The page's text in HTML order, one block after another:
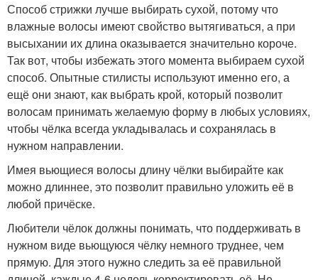
Способ стрижки лучше выбирать сухой, потому что
влажные волосы имеют свойство вытягиваться, а при
высыхании их длина оказывается значительно короче.
Так вот, чтобы избежать этого момента выбираем сухой
способ. Опытные стилисты используют именно его, а
ещё они знают, как выбрать крой, который позволит
волосам принимать желаемую форму в любых условиях,
чтобы чёлка всегда укладывалась и сохранялась в
нужном направлении.
Имея вьющиеся волосы длину чёлки выбирайте как
можно длиннее, это позволит правильно уложить её в
любой причёске.
Любители чёлок должны понимать, что поддерживать в
нужном виде вьющуюся чёлку немного труднее, чем
прямую. Для этого нужно следить за её правильной